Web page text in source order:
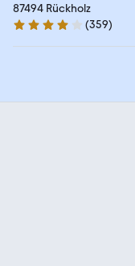
87494 Rückholz
4 Sterne
(359)